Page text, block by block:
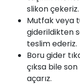
slikon çekeriz.
Mutfak veya
giderildikten
teslim ederiz.
Boru gider
çıksa bile
açarız.